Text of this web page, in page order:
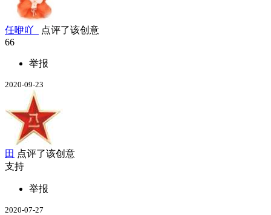
任咿吖_
点评了该创意
66
举报
2020-09-23
田 点评了该创意
支持
举报
2020-07-27